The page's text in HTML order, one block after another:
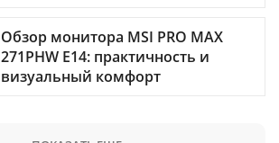
Обзор монитора MSI PRO MAX
271PHW E14: практичность и
визуальный комфорт